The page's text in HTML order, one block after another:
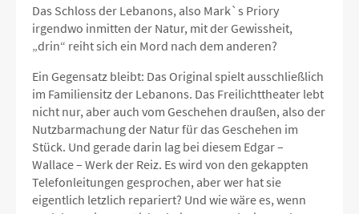
Das Schloss der Lebanons, also Mark`s Priory
irgendwo inmitten der Natur, mit der Gewissheit,
„drin“ reiht sich ein Mord nach dem anderen?
Ein Gegensatz bleibt: Das Original spielt ausschließlich
im Familiensitz der Lebanons. Das Freilichttheater lebt
nicht nur, aber auch vom Geschehen draußen, also der
Nutzbarmachung der Natur für das Geschehen im
Stück. Und gerade darin lag bei diesem Edgar –
Wallace – Werk der Reiz. Es wird von den gekappten
Telefonleitungen gesprochen, aber wer hat sie
eigentlich letzlich repariert? Und wie wäre es, wenn